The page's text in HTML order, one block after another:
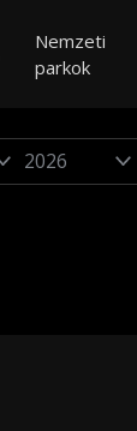
Nemzeti
parkok